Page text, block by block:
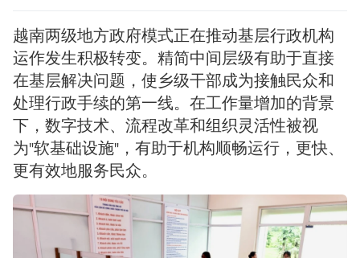
越南两级地方政府模式正在推动基层行政机构
运作发生积极转变。精简中间层级有助于直接
在基层解决问题，使乡级干部成为接触民众和
处理行政手续的第一线。在工作量增加的背景
下，数字技术、流程改革和组织灵活性被视
为"软基础设施"，有助于机构顺畅运行，更快、
更有效地服务民众。